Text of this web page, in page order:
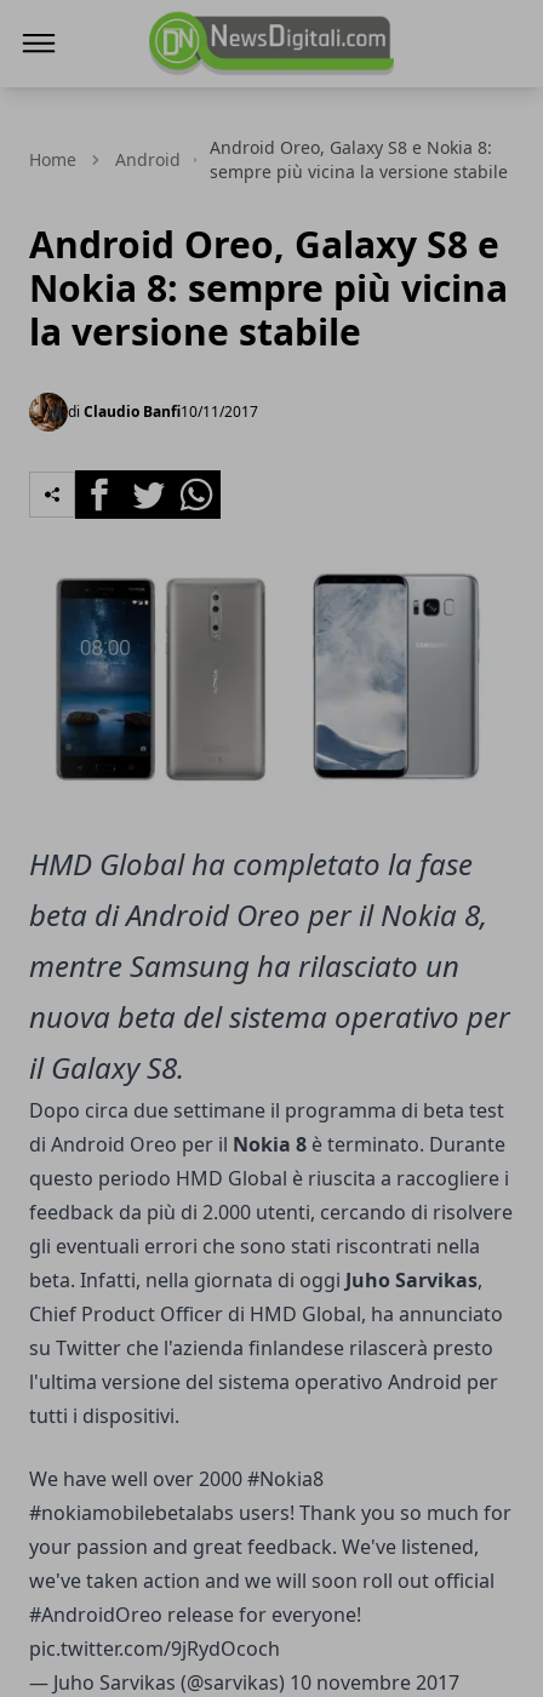
Home Android
Android Oreo, Galaxy S8 e Nokia 8:
sempre più vicina la versione stabile
Android Oreo, Galaxy S8 e
Nokia 8: sempre più vicina
la versione stabile
di Claudio Banfi10/11/2017
FacebookTwitterWhatsapp
HMD Global ha completato la fase
beta di Android Oreo per il Nokia 8,
mentre Samsung ha rilasciato un
nuova beta del sistema operativo per
il Galaxy S8.
Dopo circa due settimane il programma di beta test
di Android Oreo per il Nokia 8 è terminato. Durante
questo periodo HMD Global è riuscita a raccogliere i
feedback da più di 2.000 utenti, cercando di risolvere
gli eventuali errori che sono stati riscontrati nella
beta. Infatti, nella giornata di oggi Juho Sarvikas,
Chief Product Officer di HMD Global, ha annunciato
su Twitter che l'azienda finlandese rilascerà presto
l'ultima versione del sistema operativo Android per
tutti i dispositivi.
We have well over 2000#Nokia8
#nokiamobilebetalabs users! Thank you so much for
your passion and great feedback. We've listened,
we've taken action and we will soon roll out official
#AndroidOreo release for everyone!
pic.twitter.com/9jRydOcoch
— Juho Sarvikas (@sarvikas) 10 novembre 2017